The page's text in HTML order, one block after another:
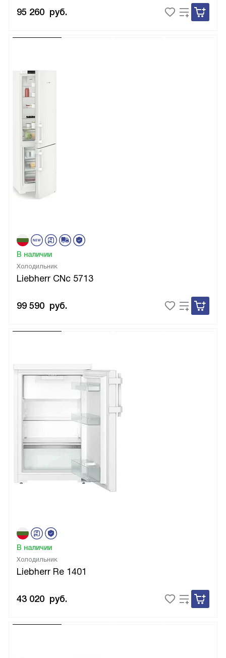
95 260 руб.
Холодильник
Liebherr CNc 5713
В наличии
99 590 руб.
Холодильник
Liebherr Re 1401
В наличии
43 020 руб.